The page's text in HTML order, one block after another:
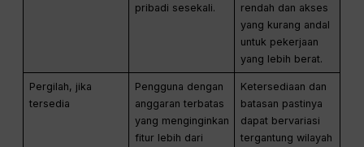
pribadi sesekali.
rendah dan akses
yang kurang andal
untuk pekerjaan
yang lebih berat.
Pergilah, jika
tersedia
Pengguna dengan
anggaran terbatas
yang menginginkan
fitur lebih dari
Ketersediaan dan
batasan pastinya
dapat bervariasi
tergantung wilayah